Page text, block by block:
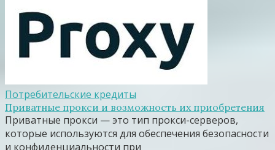
Потребительские кредиты
Приватные прокси и возможность их приобретения
Приватные прокси — это тип прокси-серверов,
которые используются для обеспечения безопасности
и конфиденциальности при